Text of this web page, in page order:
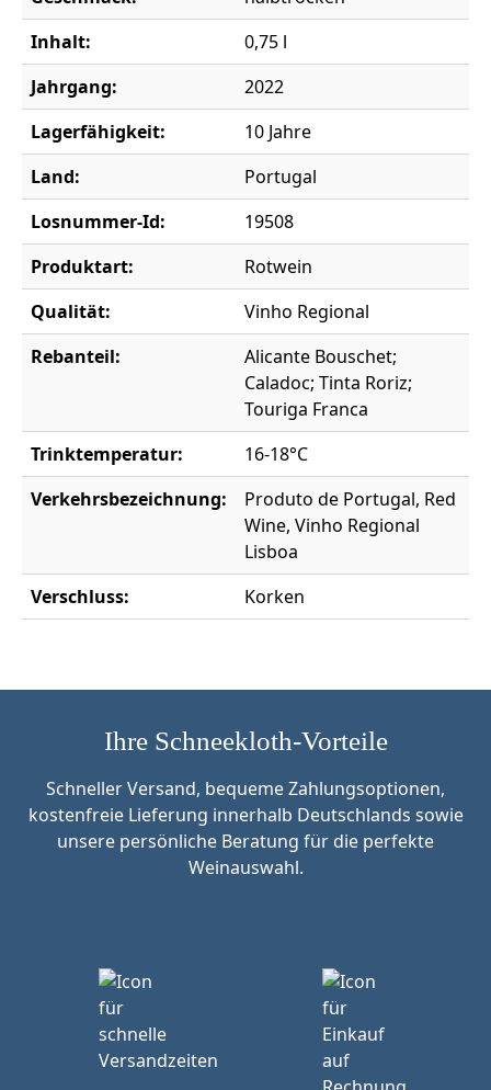
Inhalt:
0,75 l
Jahrgang:
2022
Lagerfähigkeit:
10 Jahre
Land:
Portugal
Losnummer-Id:
19508
Produktart:
Rotwein
Qualität:
Vinho Regional
Rebanteil:
Alicante Bouschet;
Caladoc; Tinta Roriz;
Touriga Franca
Trinktemperatur:
16-18°C
Verkehrsbezeichnung:
Produto de Portugal, Red
Wine, Vinho Regional
Lisboa
Verschluss:
Korken
Ihre Schneekloth-Vorteile
Schneller Versand, bequeme Zahlungsoptionen,
kostenfreie Lieferung innerhalb Deutschlands sowie
unsere persönliche Beratung für die perfekte
Weinauswahl.